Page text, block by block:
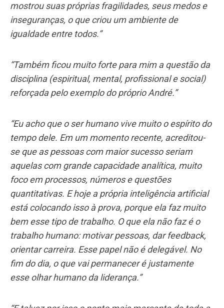
mostrou suas próprias fragilidades, seus medos e
inseguranças, o que criou um ambiente de
igualdade entre todos.”
“Também ficou muito forte para mim a questão da
disciplina (espiritual, mental, profissional e social)
reforçada pelo exemplo do próprio André.”
“Eu acho que o ser humano vive muito o espírito do
tempo dele. Em um momento recente, acreditou-
se que as pessoas com maior sucesso seriam
aquelas com grande capacidade analítica, muito
foco em processos, números e questões
quantitativas. E hoje a própria inteligência artificial
está colocando isso à prova, porque ela faz muito
bem esse tipo de trabalho. O que ela não faz é o
trabalho humano: motivar pessoas, dar feedback,
orientar carreira. Esse papel não é delegável. No
fim do dia, o que vai permanecer é justamente
esse olhar humano da liderança.”